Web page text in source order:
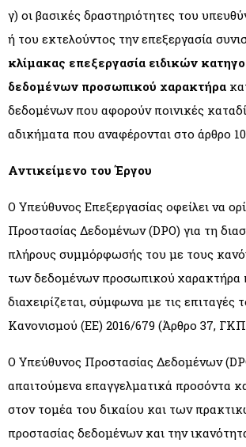
γ) οι βασικές δραστηριότητες του
ή του εκτελούντος την επεξεργασία
κλίμακας επεξεργασία ειδικών
δεδομένων προσωπικού χαρακτήρα
δεδομένων που αφορούν ποινικές
αδικήματα που αναφέρονται στο άρθρο
Αντικείμενο του Έργου
Ο Υπεύθυνος Επεξεργασίας οφείλει να
Προστασίας Δεδομένων (DPO) για τη
πλήρους συμμόρφωσής του με τους
των δεδομένων προσωπικού χαρακτήρα
διαχειρίζεται, σύμφωνα με τις επιταγές
Κανονισμού (ΕΕ) 2016/679 (Άρθρο 37,
Ο Υπεύθυνος Προστασίας Δεδομένων
απαιτούμενα επαγγελματικά προσόντα
στον τομέα του δικαίου και των
προστασίας δεδομένων και την